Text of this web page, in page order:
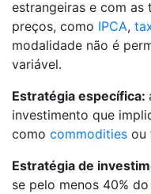
estrangeiras e com as
preços, como IPCA,
modalidade não é
variável.
Estratégia específica:
investimento que
como commodities ou
Estratégia de
se pelo menos 40%